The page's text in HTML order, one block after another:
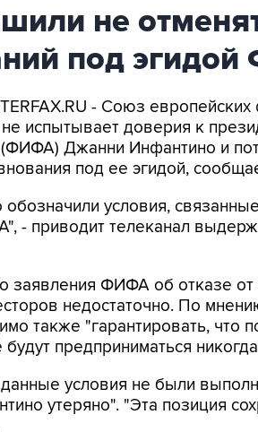
не
под
- Союз
испытывает доверия к
Джанни Инфантино и
под ее эгидой,
условия,
- приводит телеканал
заявления ФИФА об отказе
недостаточно. По
также "гарантировать, что
предприниматься
условия не были
утеряно". "Эта позиция